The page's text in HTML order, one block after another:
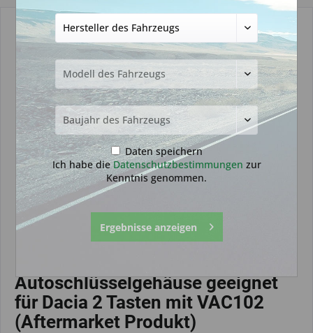
Autoschlüsselgehäuse geeignet
für Dacia 2 Tasten mit VAC102
(Aftermarket Produkt)
Daten speichern
Ich habe dieDatenschutzbestimmungen zur
Kenntnis genommen.
Ergebnisse anzeigen